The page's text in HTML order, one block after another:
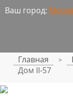
Ваш город:
Главная >
Дом II-57